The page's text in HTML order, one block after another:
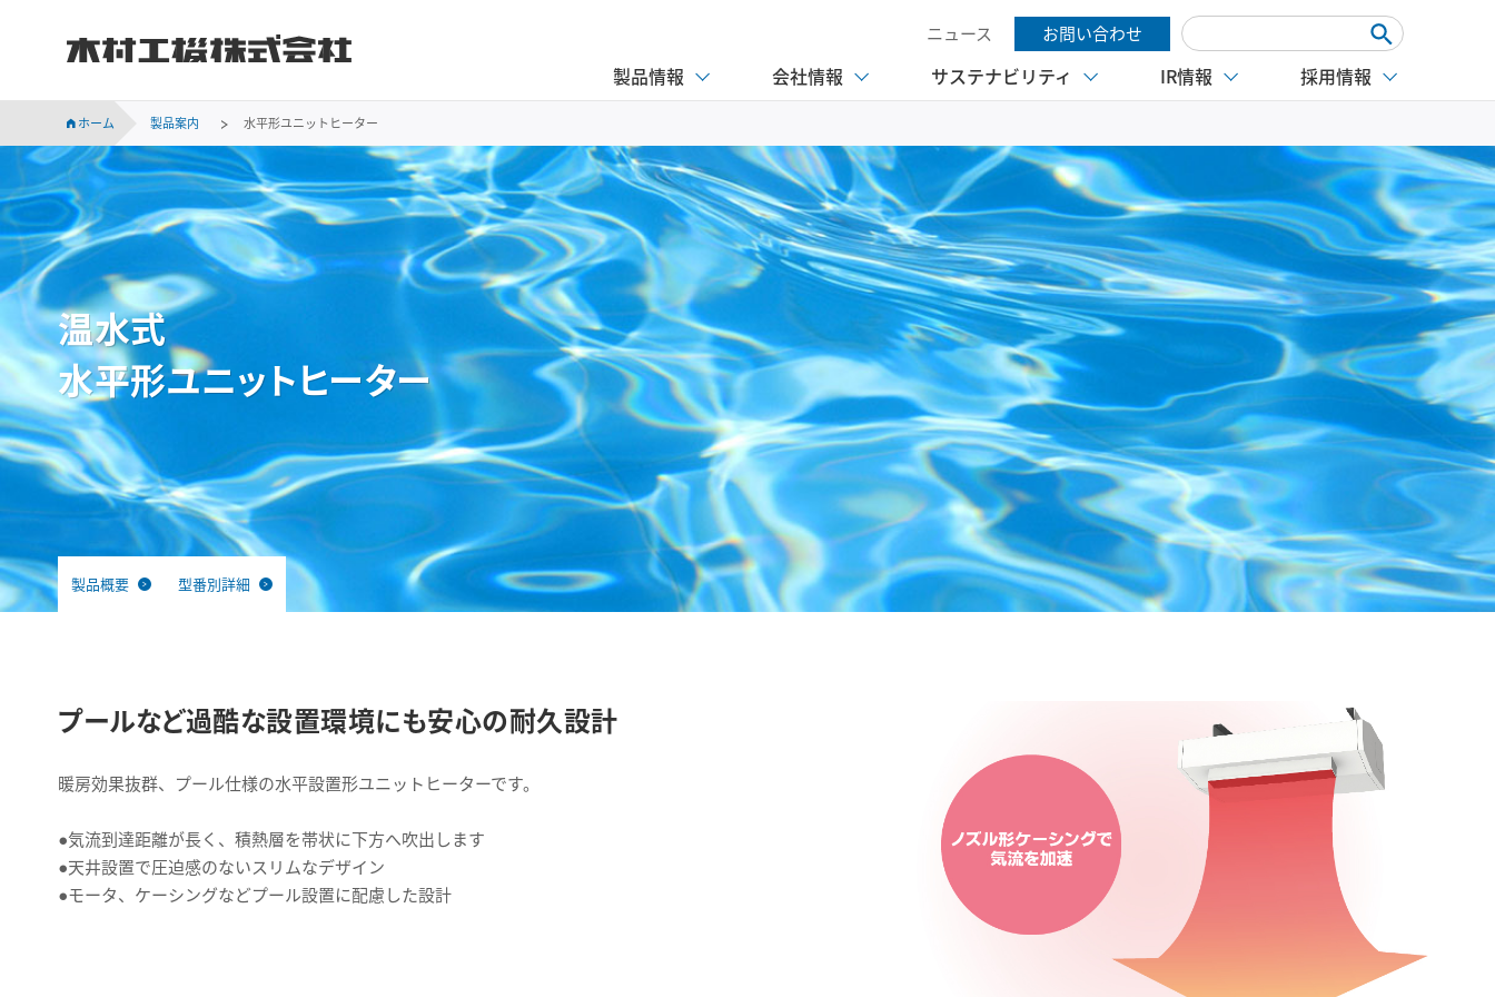
ニュース お問い合わせ
製品情報 会社情報 サステナビリティ IR情報 採用情報
ホーム 製品案内 水平形ユニットヒーター
温水式
水平形ユニットヒーター
製品概要 型番別詳細
プールなど過酷な設置環境にも安心の耐久設計
暖房効果抜群、プール仕様の水平設置形ユニットヒーターです。
●気流到達距離が長く、積熱層を帯状に下方へ吹出します
●天井設置で圧迫感のないスリムなデザイン
●モータ、ケーシングなどプール設置に配慮した設計